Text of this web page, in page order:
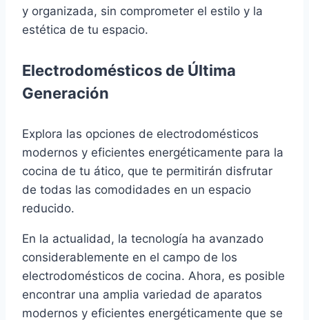
y organizada, sin comprometer el estilo y la
estética de tu espacio.
Electrodomésticos de Última
Generación
Explora las opciones de electrodomésticos
modernos y eficientes energéticamente para la
cocina de tu ático, que te permitirán disfrutar
de todas las comodidades en un espacio
reducido.
En la actualidad, la tecnología ha avanzado
considerablemente en el campo de los
electrodomésticos de cocina. Ahora, es posible
encontrar una amplia variedad de aparatos
modernos y eficientes energéticamente que se